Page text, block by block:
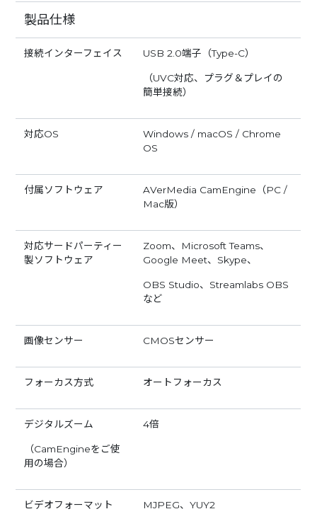
製品仕様
接続インターフェイス USB 2.0端子（Type-C）
（UVC対応、プラグ＆プレイの
簡単接続）
対応OS
Windows / macOS / Chrome
OS
付属ソフトウェア
AVerMedia CamEngine（PC /
Mac版）
対応サードパーティー
製ソフトウェア
Zoom、Microsoft Teams、
Google Meet、Skype、
OBS Studio、Streamlabs OBS
など
画像センサー CMOSセンサー
フォーカス方式 オートフォーカス
デジタルズーム
（CamEngineをご使
用の場合）
4倍
ビデオフォーマット MJPEG、YUY2